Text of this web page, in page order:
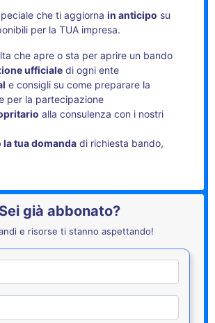
che ti aggiorna in anticipo su
per la TUA impresa.
che apre o sta per aprire un bando
ufficiale di ogni ente
e consigli su come preparare la
per la partecipazione
alla consulenza con i nostri
la tua domanda di richiesta bando,
Sei già abbonato?
e risorse ti stanno aspettando!